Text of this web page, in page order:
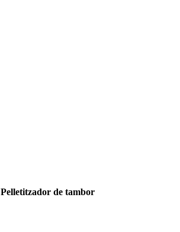
Pelletitzador de tambor